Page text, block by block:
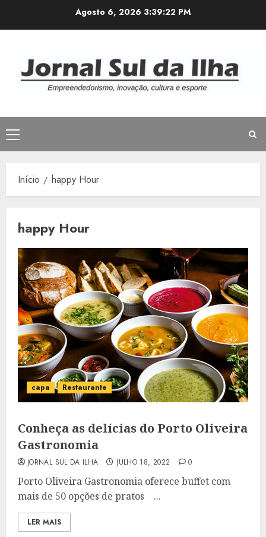
Agosto 6, 2026 3:39:22 PM
Menu
principal
Início happy Hour
happy Hour
capa Restaurante
Conheça as delícias do Porto Oliveira
Gastronomia
JORNAL SUL DA ILHA JULHO 18, 2022 0
Porto Oliveira Gastronomia oferece buffet com
mais de 50 opções de pratos ...
LER MAIS